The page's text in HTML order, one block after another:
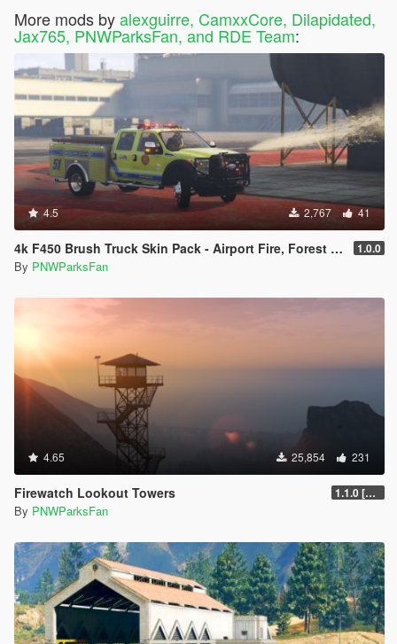
More mods byalexguirre, CamxxCore, Dilapidated,
Jax765, PNWParksFan, and RDE Team:
4.5 2,767 41
4k F450 Brush Truck Skin Pack - Airport Fire, Forest Service, and Park Service 1.0.0
By PNWParksFan
4.65 25,854 231
Firewatch Lookout Towers 1.1.0 [DLC]
By PNWParksFan